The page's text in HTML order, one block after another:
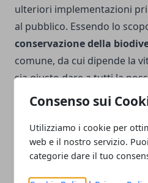
Consenso sui
Utilizziamo i cookie per
web e il nostro servizio.
categorie dare il tuo
ulteriori implementazioni
al pubblico. Essendo lo
conservazione della
comune, da cui dipende la
sia giusto dare a tutti la
economicamente a questa
nel più breve tempo
può contribuire in due
importantissimi (uno non